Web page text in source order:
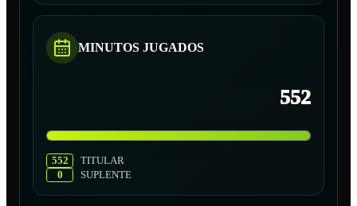
MINUTOS JUGADOS
552
552
TITULAR
0
SUPLENTE